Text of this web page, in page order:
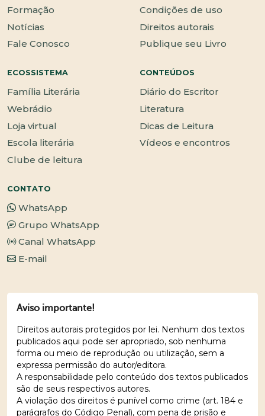
Formação
Notícias
Fale Conosco
Condições de uso
Direitos autorais
Publique seu Livro
ECOSSISTEMA
Família Literária
Webrádio
Loja virtual
Escola literária
Clube de leitura
CONTEÚDOS
Diário do Escritor
Literatura
Dicas de Leitura
Vídeos e encontros
CONTATO
WhatsApp
Grupo WhatsApp
Canal WhatsApp
E-mail
Aviso importante!
Direitos autorais protegidos por lei. Nenhum dos textos
publicados aqui pode ser apropriado, sob nenhuma
forma ou meio de reprodução ou utilização, sem a
expressa permissão do autor/editora.
A responsabilidade pelo conteúdo dos textos publicados
são de seus respectivos autores.
A violação dos direitos é punível como crime (art. 184 e
parágrafos do Código Penal), com pena de prisão e